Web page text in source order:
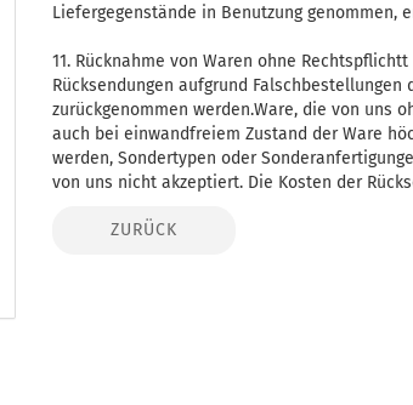
Liefergegenstände in Benutzung genommen,
11. Rücknahme von Waren ohne Rechtspflichtt
Rücksendungen aufgrund
zurückgenommen werden.Ware, die von uns
auch bei einwandfreiem Zustand der Ware
werden, Sondertypen oder
von uns nicht akzeptiert. Die Kosten der
ZURÜCK